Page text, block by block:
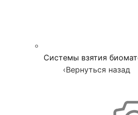
Системы взятия
‹Вернуться назад